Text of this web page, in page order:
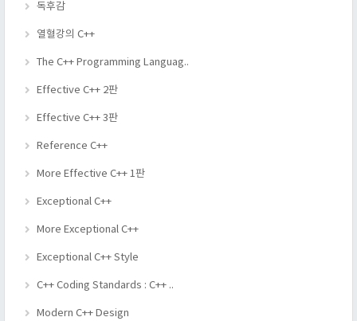
독후감
열혈강의 C++
The C++ Programming Languag..
Effective C++ 2판
Effective C++ 3판
Reference C++
More Effective C++ 1판
Exceptional C++
More Exceptional C++
Exceptional C++ Style
C++ Coding Standards : C++ ..
Modern C++ Design